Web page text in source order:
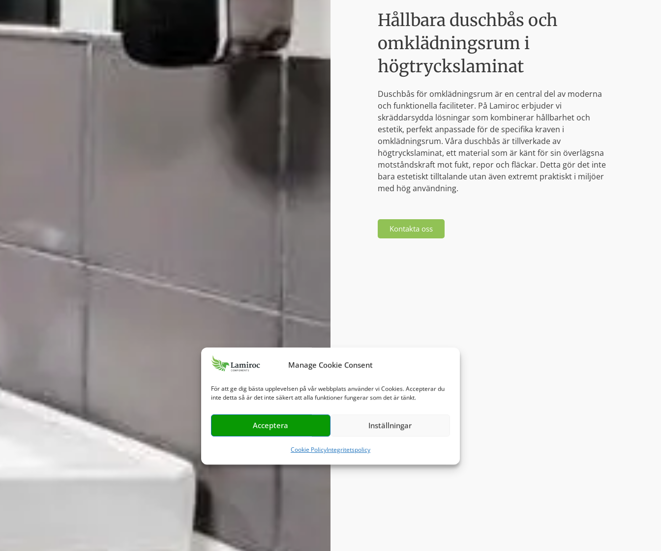
Manage Cookie Consent
För att ge dig bästa upplevelsen på vår webbplats använder vi Cookies. Accepterar du
inte detta så är det inte säkert att alla funktioner fungerar som det är tänkt.
Acceptera Inställningar
Cookie PolicyIntegritetspolicy
Hållbara duschbås och
omklädningsrum i
högtryckslaminat
Duschbås för omklädningsrum är en central del av moderna
och funktionella faciliteter. På Lamiroc erbjuder vi
skräddarsydda lösningar som kombinerar hållbarhet och
estetik, perfekt anpassade för de specifika kraven i
omklädningsrum. Våra duschbås är tillverkade av
högtryckslaminat, ett material som är känt för sin överlägsna
motståndskraft mot fukt, repor och fläckar. Detta gör det inte
bara estetiskt tilltalande utan även extremt praktiskt i miljöer
med hög användning.
Kontakta oss